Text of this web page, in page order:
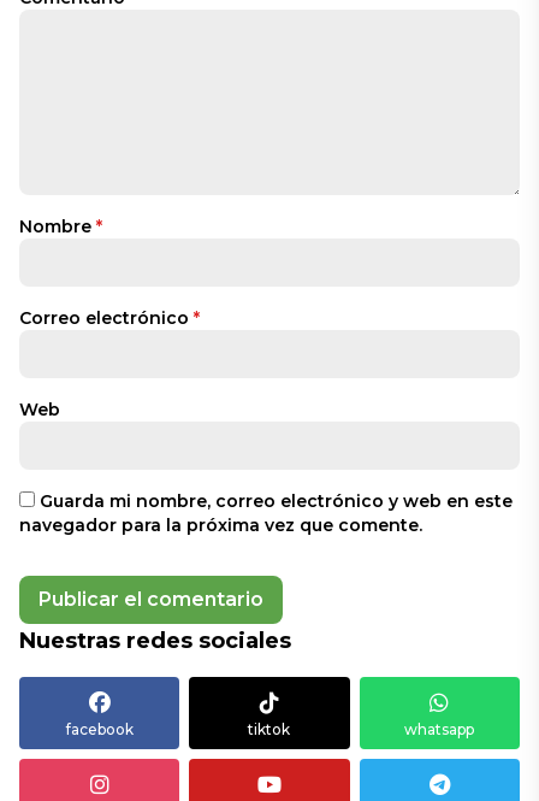
Nombre *
Correo electrónico *
Web
Guarda mi nombre, correo electrónico y web en este
navegador para la próxima vez que comente.
Nuestras redes sociales
facebook tiktok whatsapp